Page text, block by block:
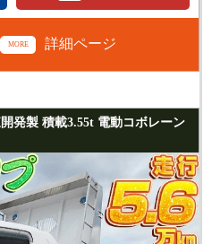
MORE 詳細ページ
発製 積載3.55t 電動コボレーン